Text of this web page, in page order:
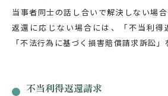
当事者同士の話し合いで解決しない場
返還に応じない場合には、「不当利得
「不法行為に基づく損害賠償請求訴訟」
不当利得返還請求